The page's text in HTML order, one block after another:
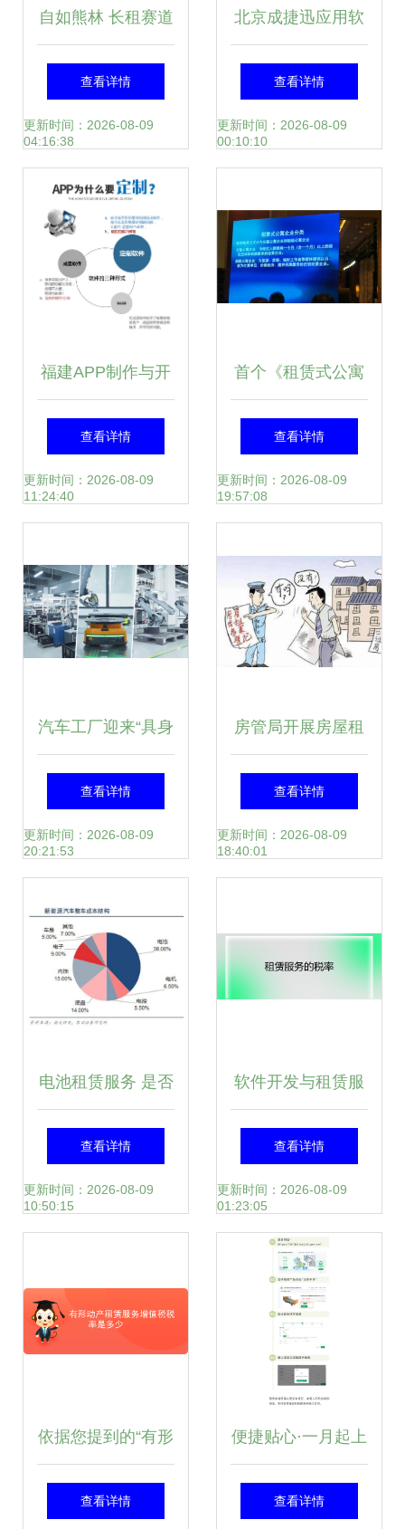
自如熊林 长租赛道
需要决心与耐心，
已成“行待树业”
查看详情
更新时间：2026-08-09
04:16:38
北京成捷迅应用软
件技术有限公司产
品中心——软件开
查看详情
更新时间：2026-08-09
00:10:10
福建APP制作与开
发价格及租赁服务
全解析
查看详情
更新时间：2026-08-09
11:24:40
首个《租赁式公寓
经营服务规范》标
准正式发布，行业
阶段
查看详情
更新时间：2026-08-09
19:57:08
汽车工厂迎来“具身
智造”，三座标杆工
厂的实战样本
查看详情
更新时间：2026-08-09
20:21:53
房管局开展房屋租
赁中介机构专项执
法检查 注意 这几
查看详情
更新时间：2026-08-09
18:40:01
电池租赁服务 是否
会成为行业新趋
势？——从软件开
查看详情
更新时间：2026-08-09
10:50:15
软件开发与租赁服
务的增值税税率解
析
查看详情
更新时间：2026-08-09
01:23:05
依据您提到的“有形
动产租赁服
查看详情
便捷贴心·一月起上
海康复辅具社区租
查看详情